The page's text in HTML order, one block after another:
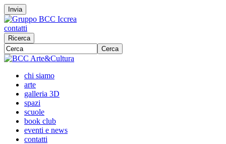
Invia
contatti
Ricerca
Cerca
chi siamo
arte
galleria 3D
spazi
scuole
book club
eventi e news
contatti